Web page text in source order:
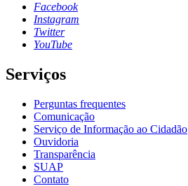
Facebook
Instagram
Twitter
YouTube
Serviços
Perguntas frequentes
Comunicação
Serviço de Informação ao Cidadão
Ouvidoria
Transparência
SUAP
Contato